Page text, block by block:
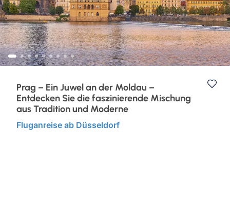
Eventreisen
Klassische Konzerte
Konzertreisen
Kurzurlaub
Kunst, Kultur & Kulinarik
Städtereisen
Ruhr & Rhein
Europa
Prag – Ein Juwel an der Moldau –
Entdecken Sie die faszinierende Mischung
aus Tradition und Moderne
Fluganreise ab Düsseldorf